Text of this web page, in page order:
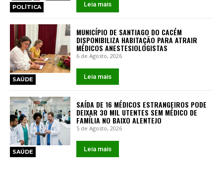
POLÍTICA Leia mais
SAÚDE
MUNICÍPIO DE SANTIAGO DO CACÉM
DISPONIBILIZA HABITAÇÃO PARA ATRAIR
MÉDICOS ANESTESIOLOGISTAS
6 de Agosto, 2026
Leia mais
SAÚDE
SAÍDA DE 16 MÉDICOS ESTRANGEIROS PODE
DEIXAR 30 MIL UTENTES SEM MÉDICO DE
FAMÍLIA NO BAIXO ALENTEJO
5 de Agosto, 2026
Leia mais